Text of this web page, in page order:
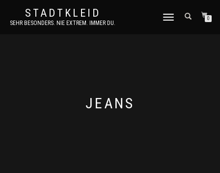
STADTKLEID
SEHR BESONDERS. NIE EXTREM. IMMER DU.
NAVIGATION
0
JEANS